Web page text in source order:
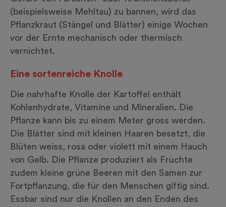
(beispielsweise Mehltau) zu bannen, wird das
Pflanzkraut (Stängel und Blätter) einige Wochen
vor der Ernte mechanisch oder thermisch
vernichtet.
Eine sortenreiche Knolle
Die nahrhafte Knolle der Kartoffel enthält
Kohlenhydrate, Vitamine und Mineralien. Die
Pflanze kann bis zu einem Meter gross werden.
Die Blätter sind mit kleinen Haaren besetzt, die
Blüten weiss, rosa oder violett mit einem Hauch
von Gelb. Die Pflanze produziert als Früchte
zudem kleine grüne Beeren mit den Samen zur
Fortpflanzung, die für den Menschen giftig sind.
Essbar sind nur die Knollen an den Enden des